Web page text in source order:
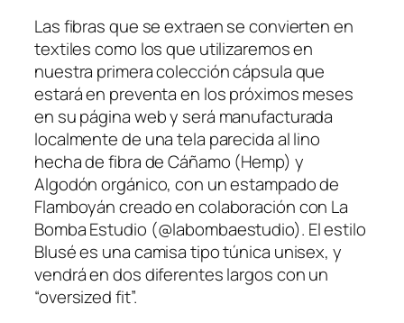
Las fibras que se extraen se convierten en
textiles como los que utilizaremos en
nuestra primera colección cápsula que
estará en preventa en los próximos meses
en su página web y será manufacturada
localmente de una tela parecida al lino
hecha de fibra de Cáñamo (Hemp) y
Algodón orgánico, con un estampado de
Flamboyán creado en colaboración con La
Bomba Estudio (@labombaestudio). El estilo
Blusé es una camisa tipo túnica unisex, y
vendrá en dos diferentes largos con un
“oversized fit”.